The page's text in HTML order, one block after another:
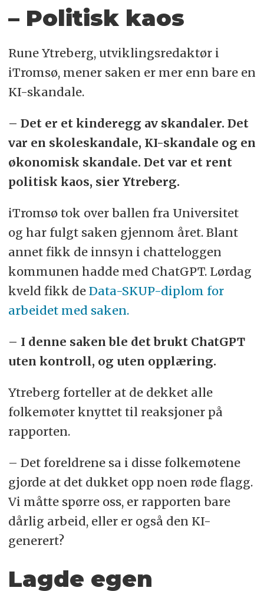
– Politisk kaos
Rune Ytreberg, utviklingsredaktør i
iTromsø, mener saken er mer enn bare en
KI-skandale.
– Det er et kinderegg av skandaler. Det
var en skoleskandale, KI-skandale og en
økonomisk skandale. Det var et rent
politisk kaos, sier Ytreberg.
iTromsø tok over ballen fra Universitet
og har fulgt saken gjennom året. Blant
annet fikk de innsyn i chatteloggen
kommunen hadde med ChatGPT. Lørdag
kveld fikk de Data-SKUP-diplom for
arbeidet med saken.
– I denne saken ble det brukt ChatGPT
uten kontroll, og uten opplæring.
Ytreberg forteller at de dekket alle
folkemøter knyttet til reaksjoner på
rapporten.
– Det foreldrene sa i disse folkemøtene
gjorde at det dukket opp noen røde flagg.
Vi måtte spørre oss, er rapporten bare
dårlig arbeid, eller er også den KI-
generert?
Lagde egen